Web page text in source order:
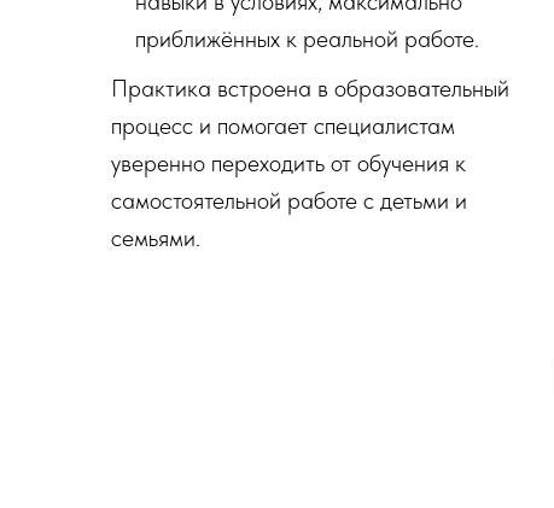
приближённых к реальной работе.
Практика встроена в образовательный
процесс и помогает специалистам
уверенно переходить от обучения к
самостоятельной работе с детьми и
семьями.